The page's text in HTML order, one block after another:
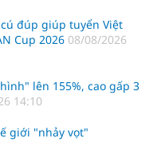
đúp giúp tuyển Việt
Cup 2026 08/08/2026
lên 155%, cao gấp 3
14:10
giới "nhảy vọt"